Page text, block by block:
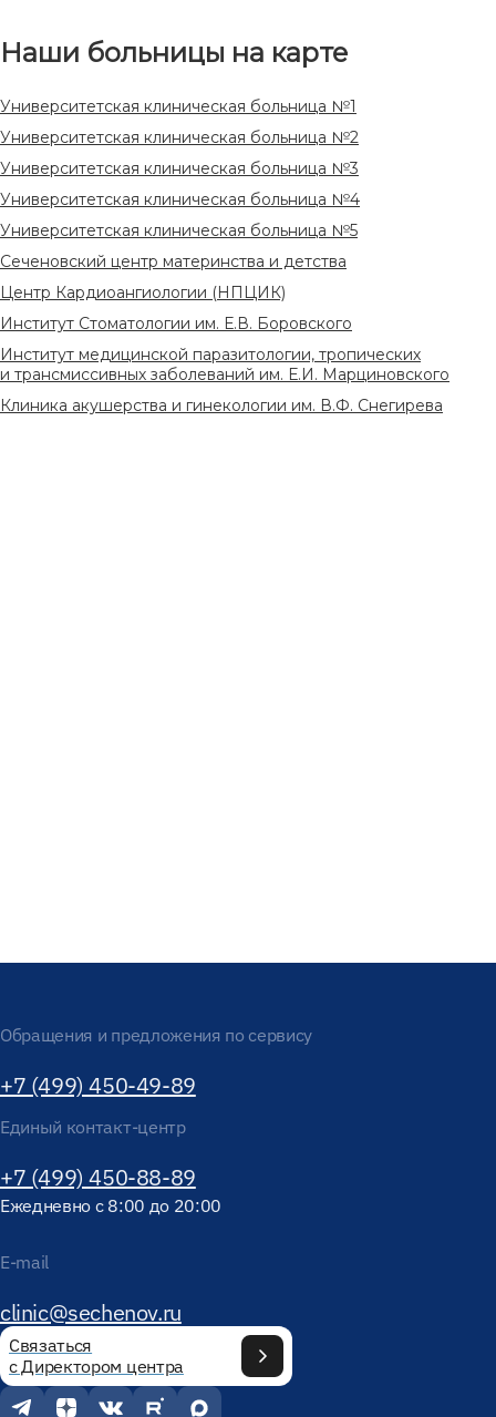
Наши больницы на карте
Университетская клиническая больница №1
Университетская клиническая больница №2
Университетская клиническая больница №3
Университетская клиническая больница №4
Университетская клиническая больница №5
Сеченовский центр материнства и детства
Центр Кардиоангиологии (НПЦИК)
Институт Стоматологии им. Е.В. Боровского
Институт медицинской паразитологии, тропических
и трансмиссивных заболеваний им. Е.И. Марциновского
Клиника акушерства и гинекологии им. В.Ф. Снегирева
Обращения и предложения по сервису
+7 (499) 450-49-89
Единый контакт-центр
+7 (499) 450-88-89
Ежедневно с 8:00 до 20:00
E-mail
clinic@sechenov.ru
Связаться
с Директором центра